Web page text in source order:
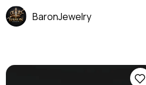
BaronJewelry